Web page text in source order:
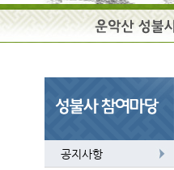
주
요
공지사항